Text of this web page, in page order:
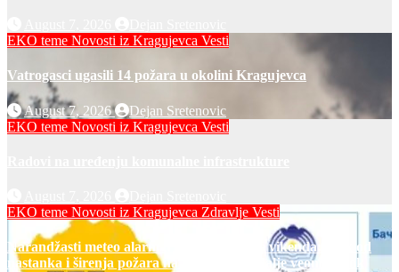
EKO teme Novosti iz Kragujevca Vesti
Vatrogasci ugasili 14 požara u okolini Kragujevca
August 7, 2026
Dejan Sretenovic
EKO teme Novosti iz Kragujevca Vesti
EKO teme Novosti iz Kragujevca Zdravlje Vesti
Narandžasti meteo alarm u petak i za dane vikenda: rizik od
nastanka i širenja požara na otvorenom i dalje veoma visok